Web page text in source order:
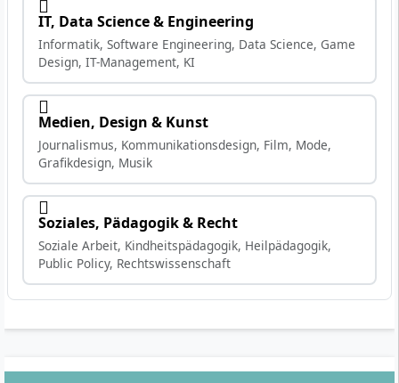
IT, Data Science & Engineering
Informatik, Software Engineering, Data Science, Game
Design, IT-Management, KI
Medien, Design & Kunst
Journalismus, Kommunikationsdesign, Film, Mode,
Grafikdesign, Musik
Soziales, Pädagogik & Recht
Soziale Arbeit, Kindheitspädagogik, Heilpädagogik,
Public Policy, Rechtswissenschaft